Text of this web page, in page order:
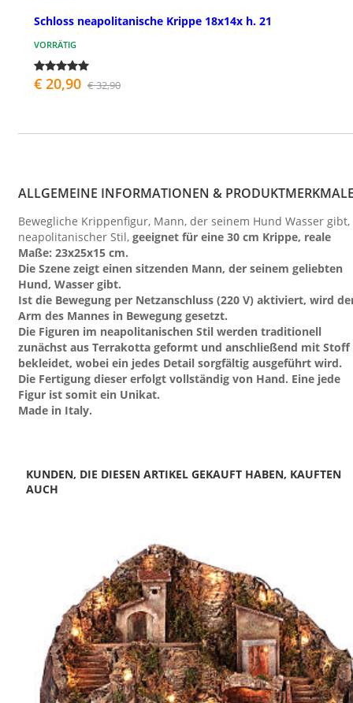
Schloss neapolitanische Krippe 18x14x h. 21
VORRÄTIG
€ 20,90 € 32,90
ALLGEMEINE INFORMATIONEN &
Bewegliche Krippenfigur, Mann, der seinem Hund Wasser gibt,
neapolitanischer Stil, geeignet für eine 30 cm Krippe, reale
Maße: 23x25x15 cm.
Die Szene zeigt einen sitzenden Mann, der seinem geliebten
Hund, Wasser gibt.
Ist die Bewegung per Netzanschluss (220 V) aktiviert, wird
Arm des Mannes in Bewegung gesetzt.
Die Figuren im neapolitanischen Stil werden traditionell
zunächst aus Terrakotta geformt und anschließend mit Stoff
bekleidet, wobei ein jedes Detail sorgfältig ausgeführt wird.
Die Fertigung dieser erfolgt vollständig von Hand. Eine jede
Figur ist somit ein Unikat.
Made in Italy.
KUNDEN, DIE DIESEN ARTIKEL GEKAUFT HABEN, KAUFTEN
AUCH